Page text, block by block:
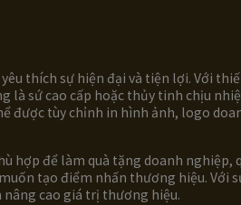
thích sự hiện đại và tiện lợi. Với
là sứ cao cấp hoặc thủy tinh chịu
được tùy chỉnh in hình ảnh, logo
để làm quà tặng doanh nghiệp,
tạo điểm nhấn thương hiệu.
cao giá trị thương hiệu.